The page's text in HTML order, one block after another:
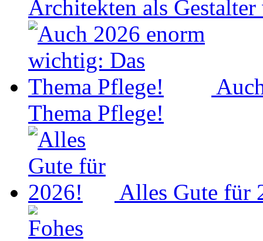
Architekten als
Thema Pflege!
Alles Gute für